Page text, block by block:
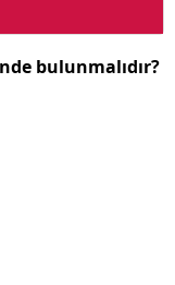
bulunmalıdır?